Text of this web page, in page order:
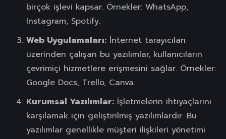
birçok işlevi kapsar. Örnekler: WhatsApp,
Instagram, Spotify.
Web Uygulamaları: İnternet tarayıcıları
üzerinden çalışan bu yazılımlar, kullanıcıların
çevrimiçi hizmetlere erişmesini sağlar. Örnekler:
Google Docs, Trello, Canva.
Kurumsal Yazılımlar: İşletmelerin ihtiyaçlarını
karşılamak için geliştirilmiş yazılımlardır. Bu
yazılımlar genellikle müşteri ilişkileri yönetimi